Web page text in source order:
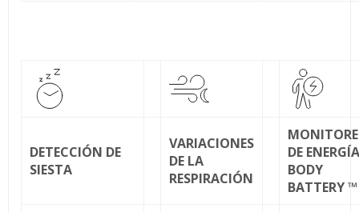
DETECCIÓN DE
SIESTA
VARIACIONES
DE LA
RESPIRACIÓN
DE ENERGÍA
BODY
BATTERY ™